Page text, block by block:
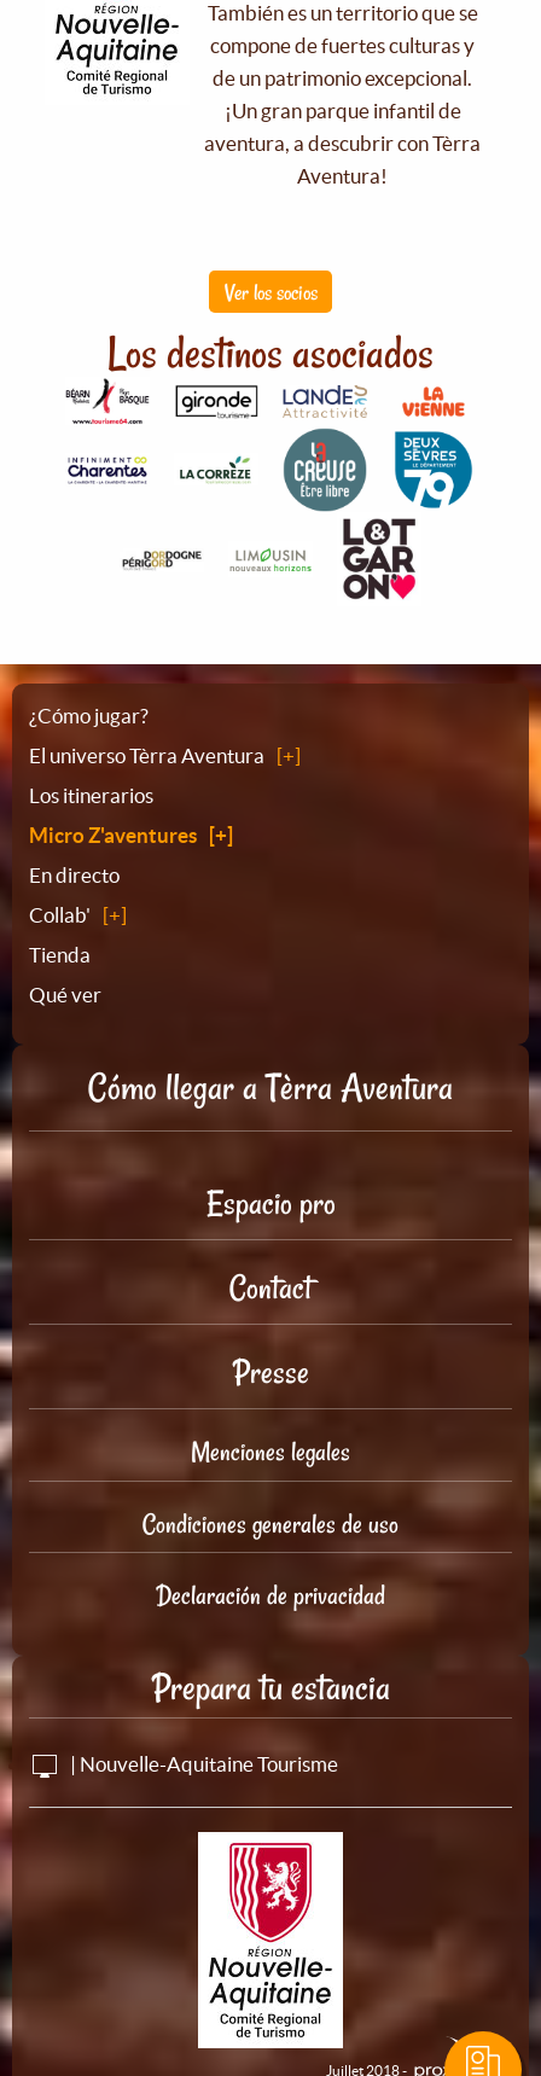
También es un territorio que se
compone de fuertes culturas y
de un patrimonio excepcional.
¡Un gran parque infantil de
aventura, a descubrir con Tèrra
Aventura!
Ver los socios
Los destinos asociados
Plano
del
sitio
¿Cómo jugar?
El universo Tèrra Aventura
Los itinerarios
Micro Z'aventures
En directo
Collab'
Tienda
Qué ver
Cómo llegar a Tèrra Aventura
Espacio pro
Contact
Presse
Menciones legales
Condiciones generales de uso
Declaración de privacidad
Prepara tu estancia
| Nouvelle-Aquitaine Tourisme
Juillet 2018 -